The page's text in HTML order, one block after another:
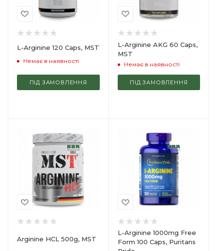
L-Arginine 120 Caps, MST
Немає в наявності
ПІД ЗАМОВЛЕННЯ
L-Arginine AKG 60 Caps,
MST
Немає в наявності
ПІД ЗАМОВЛЕННЯ
Arginine HCL 500g, MST
L-Arginine 1000mg Free
Form 100 Caps, Puritans